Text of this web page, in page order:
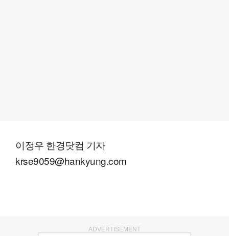
이정우 한경닷컴 기자
krse9059@hankyung.com
ADVERTISEMENT